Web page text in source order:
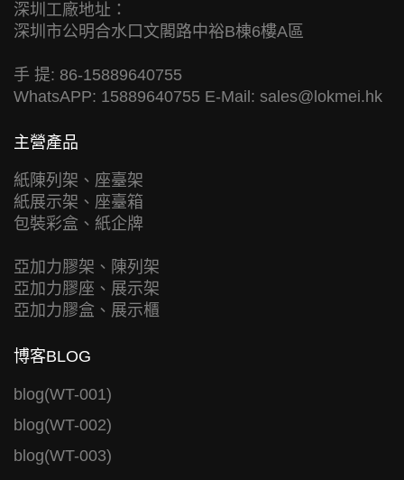
深圳工廠地址：
深圳市公明合水口文閣路中裕B棟6樓A區
手 提: 86-15889640755
WhatsAPP: 15889640755 E-Mail: sales@lokmei.hk
主營產品
紙陳列架、座臺架
紙展示架、座臺箱
包裝彩盒、紙企牌
亞加力膠架、陳列架
亞加力膠座、展示架
亞加力膠盒、展示櫃
博客BLOG
blog(WT-001)
blog(WT-002)
blog(WT-003)